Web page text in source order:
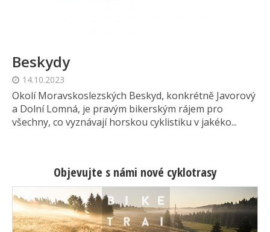
Beskydy
14.10.2023
Okolí Moravskoslezských Beskyd, konkrétně Javorový
a Dolní Lomná, je pravým bikerským rájem pro
všechny, co vyznávají horskou cyklistiku v jakéko...
Objevujte s námi nové cyklotrasy